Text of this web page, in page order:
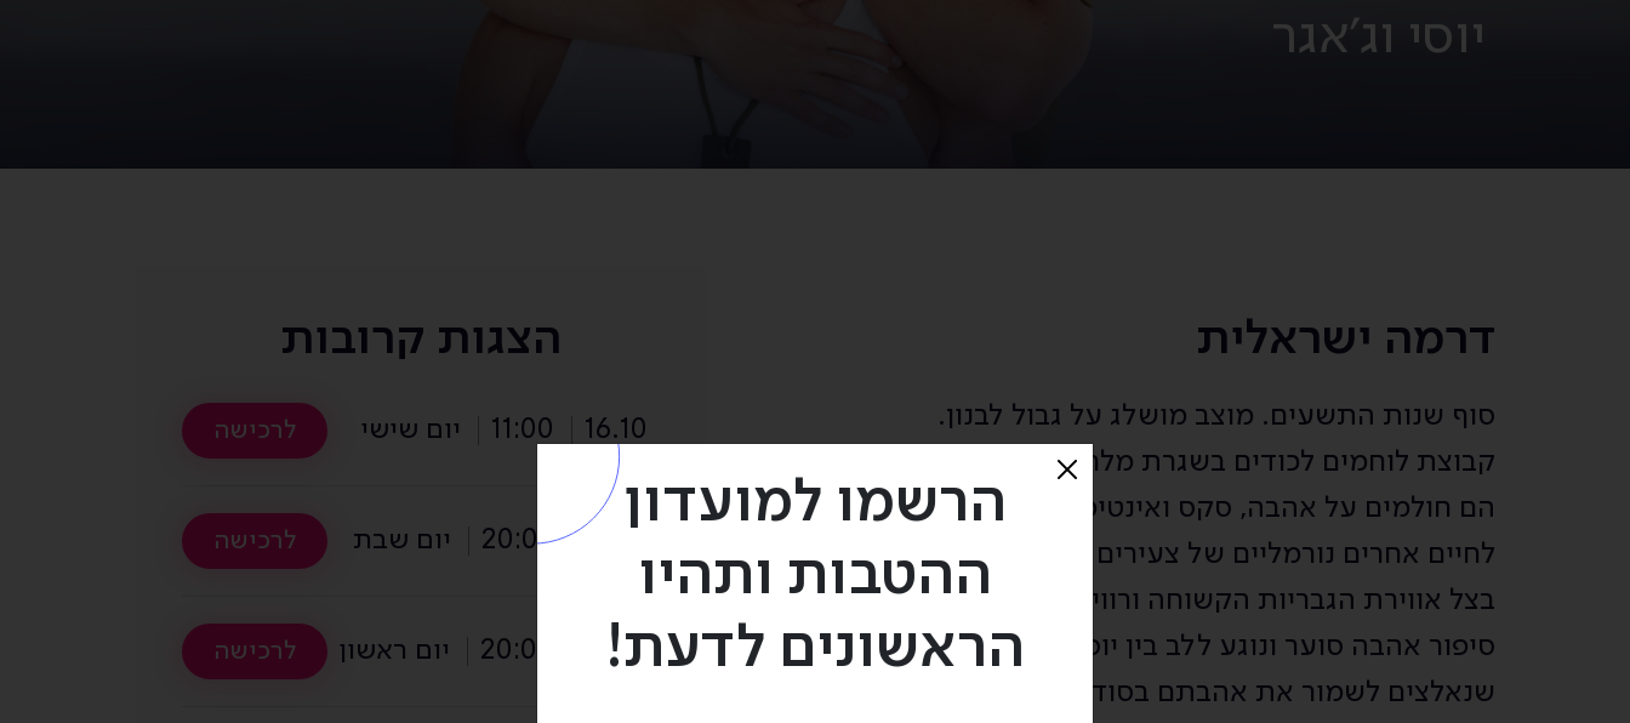
יוסי וג'אגר
דרמה ישראלית
סוף שנות התשעים. מוצב מושלג על גבול לבנון.
קבוצת לוחמים לכודים בשגרת מלחמה מתמשכת, בעוד
הם חולמים על אהבה, סקס ואינטימיות, ומשתוקקים
לחיים אחרים נורמליים של צעירים בני גילם.
בצל אווירת הגבריות הקשוחה ורוויית הטסטוסטרון, נרקם
סיפור אהבה סוער ונוגע ללב בין יוסי וג'אגר, שני קצינים
שנאלצים לשמור את אהבתם בסוד.
הצגות קרובות
16.10
11:00 יום שישי לרכישה
20:00 יום שבת לרכישה
18.10
20:00 יום ראשון לרכישה
הרשמו למועדון
ההטבות ותהיו
הראשונים לדעת!